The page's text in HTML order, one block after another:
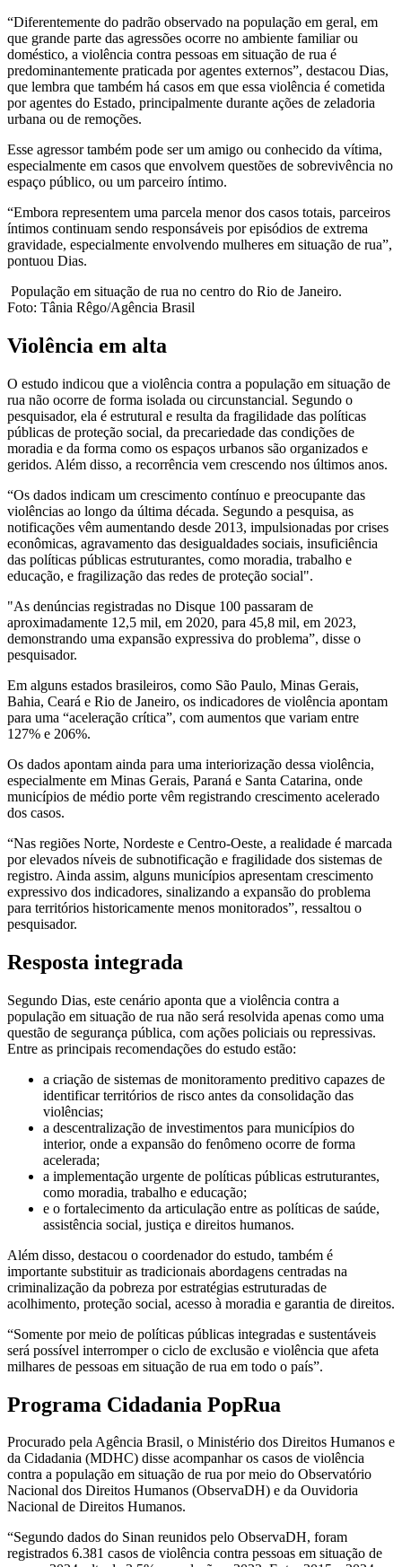
“Diferentemente do padrão observado na população em geral, em
que grande parte das agressões ocorre no ambiente familiar ou
doméstico, a violência contra pessoas em situação de rua é
predominantemente praticada por agentes externos”, destacou Dias,
que lembra que também há casos em que essa violência é cometida
por agentes do Estado, principalmente durante ações de zeladoria
urbana ou de remoções.
Esse agressor também pode ser um amigo ou conhecido da vítima,
especialmente em casos que envolvem questões de sobrevivência no
espaço público, ou um parceiro íntimo.
“Embora representem uma parcela menor dos casos totais, parceiros
íntimos continuam sendo responsáveis por episódios de extrema
gravidade, especialmente envolvendo mulheres em situação de rua”,
pontuou Dias.
População em situação de rua no centro do Rio de Janeiro.
Foto: Tânia Rêgo/Agência Brasil
Violência em alta
O estudo indicou que a violência contra a população em situação de
rua não ocorre de forma isolada ou circunstancial. Segundo o
pesquisador, ela é estrutural e resulta da fragilidade das políticas
públicas de proteção social, da precariedade das condições de
moradia e da forma como os espaços urbanos são organizados e
geridos. Além disso, a recorrência vem crescendo nos últimos anos.
“Os dados indicam um crescimento contínuo e preocupante das
violências ao longo da última década. Segundo a pesquisa, as
notificações vêm aumentando desde 2013, impulsionadas por crises
econômicas, agravamento das desigualdades sociais, insuficiência
das políticas públicas estruturantes, como moradia, trabalho e
educação, e fragilização das redes de proteção social".
"As denúncias registradas no Disque 100 passaram de
aproximadamente 12,5 mil, em 2020, para 45,8 mil, em 2023,
demonstrando uma expansão expressiva do problema”, disse o
pesquisador.
Em alguns estados brasileiros, como São Paulo, Minas Gerais,
Bahia, Ceará e Rio de Janeiro, os indicadores de violência apontam
para uma “aceleração crítica”, com aumentos que variam entre
127% e 206%.
Os dados apontam ainda para uma interiorização dessa violência,
especialmente em Minas Gerais, Paraná e Santa Catarina, onde
municípios de médio porte vêm registrando crescimento acelerado
dos casos.
“Nas regiões Norte, Nordeste e Centro-Oeste, a realidade é marcada
por elevados níveis de subnotificação e fragilidade dos sistemas de
registro. Ainda assim, alguns municípios apresentam crescimento
expressivo dos indicadores, sinalizando a expansão do problema
para territórios historicamente menos monitorados”, ressaltou o
pesquisador.
Resposta integrada
Segundo Dias, este cenário aponta que a violência contra a
população em situação de rua não será resolvida apenas como uma
questão de segurança pública, com ações policiais ou repressivas.
Entre as principais recomendações do estudo estão:
a criação de sistemas de monitoramento preditivo capazes de
identificar territórios de risco antes da consolidação das
violências;
a descentralização de investimentos para municípios do
interior, onde a expansão do fenômeno ocorre de forma
acelerada;
a implementação urgente de políticas públicas estruturantes,
como moradia, trabalho e educação;
e o fortalecimento da articulação entre as políticas de saúde,
assistência social, justiça e direitos humanos.
Além disso, destacou o coordenador do estudo, também é
importante substituir as tradicionais abordagens centradas na
criminalização da pobreza por estratégias estruturadas de
acolhimento, proteção social, acesso à moradia e garantia de direitos.
“Somente por meio de políticas públicas integradas e sustentáveis
será possível interromper o ciclo de exclusão e violência que afeta
milhares de pessoas em situação de rua em todo o país”.
Programa Cidadania PopRua
Procurado pela Agência Brasil, o Ministério dos Direitos Humanos e
da Cidadania (MDHC) disse acompanhar os casos de violência
contra a população em situação de rua por meio do Observatório
Nacional dos Direitos Humanos (ObservaDH) e da Ouvidoria
Nacional de Direitos Humanos.
“Segundo dados do Sinan reunidos pelo ObservaDH, foram
registrados 6.381 casos de violência contra pessoas em situação de